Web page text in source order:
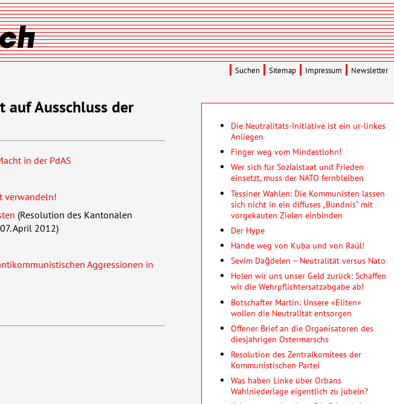
auf Ausschluss der
in der PdAS
verwandeln!
(Resolution des Kantonalen
April 2012)
Aggressionen in
Die Neutralitäts-Initiative ist ein ur-linkes
Anliegen
Finger weg vom Mindestlohn!
Wer sich für Sozialstaat und Frieden
einsetzt, muss der NATO fernbleiben
Tessiner Wahlen: Die Kommunisten lassen
sich nicht in ein diffuses „Bündnis“ mit
vorgekauten Zielen einbinden
Der Hype
Hände weg von Kuba und von Raúl!
Sevim Dağdelen – Neutralität versus Nato
Holen wir uns unser Geld zurück: Schaffen
wir die Wehrpflichtersatzabgabe ab!
Botschafter Martin: Unsere «Eliten»
wollen die Neutralität entsorgen
Offener Brief an die Organisatoren des
diesjährigen Ostermarschs
Resolution des Zentralkomitees der
Kommunistischen Partei
Was haben Linke über Orbans
Wahlniederlage eigentlich zu jubeln?
Suchen Sitemap Impressum Newsletter